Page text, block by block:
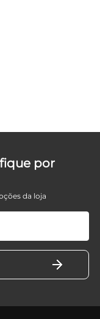
por
da loja